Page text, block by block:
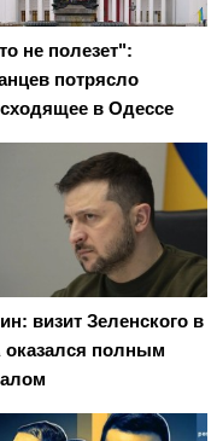
не полезет":
потрясло
в Одессе
визит Зеленского в
полным